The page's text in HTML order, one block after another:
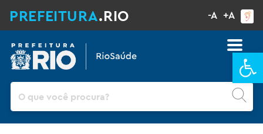
PREFEITURA.RIO -A +A